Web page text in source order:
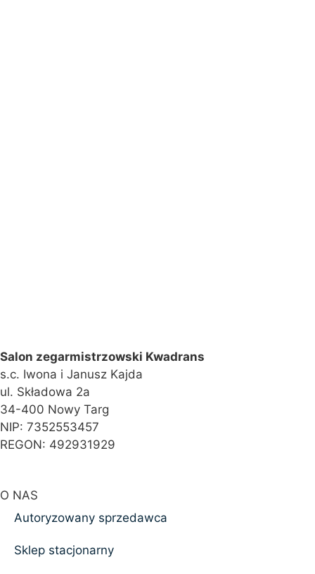
Salon zegarmistrzowski Kwadrans
s.c. Iwona i Janusz Kajda
ul. Składowa 2a
34-400 Nowy Targ
NIP: 7352553457
REGON: 492931929
O NAS
Autoryzowany sprzedawca
Sklep stacjonarny